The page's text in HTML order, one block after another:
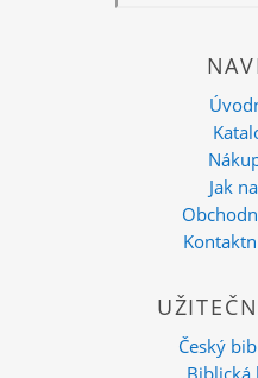
Jak
Český